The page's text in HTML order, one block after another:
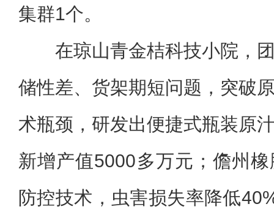
集群1个。
在琼山青金桔科技小院，
储性差、货架期短问题，突破
术瓶颈，研发出便捷式瓶装原
新增产值5000多万元；儋州
防控技术，虫害损失率降低